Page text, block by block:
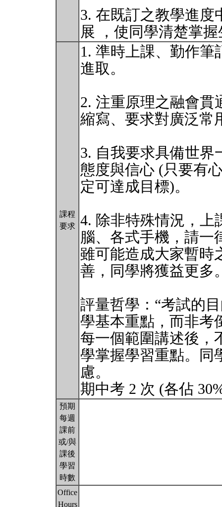
3. 在既訂之教學進度
展 ，使同學清楚掌
課程
要求
1. 準時上課、勤作
進取。
2. 注重原理之融會貫
縮寫、要求對廣泛常
3. 自我要求具備世界
態度與信心 (只要有
定可達成目標)。
4. 除非特殊情況，上
腦、各式手機，請一
雖可能造成大家暫時
善，同學將獲益更多
評量哲學：“考試的
學基本重點，而非考
每一個範圍講述後，
學掌握學習重點。同
慮。
期中考 2 次 (各佔
預期
每週
課前
或/與
課後
學習
時數
Office
Hours